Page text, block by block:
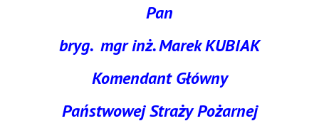
Pan
bryg. mgr inż. Marek KUBIAK
Komendant Główny
Państwowej Straży Pożarnej